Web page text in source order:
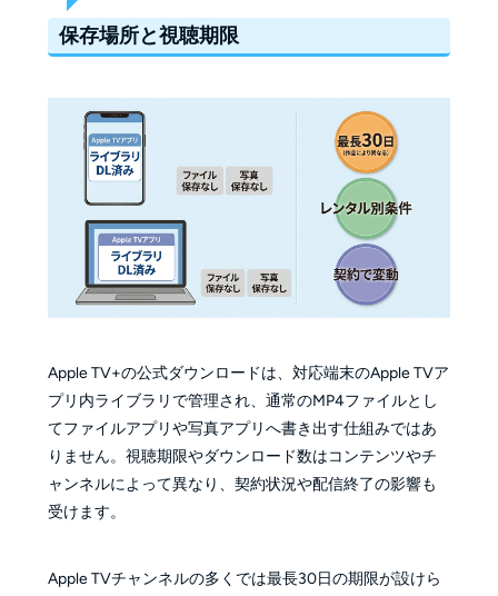
保存場所と視聴期限
Apple TV+の公式ダウンロードは、対応端末のApple TVア
プリ内ライブラリで管理され、通常のMP4ファイルとし
てファイルアプリや写真アプリへ書き出す仕組みではあ
りません。視聴期限やダウンロード数はコンテンツやチ
ャンネルによって異なり、契約状況や配信終了の影響も
受けます。
Apple TVチャンネルの多くでは最長30日の期限が設けら